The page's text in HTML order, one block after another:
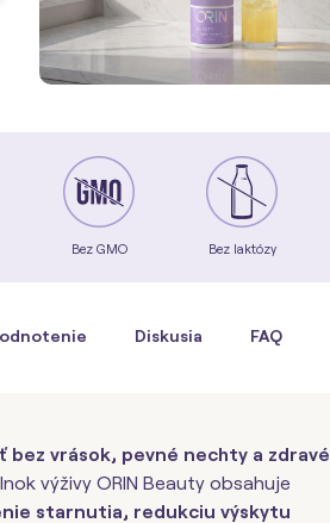
Bez GMO Bez laktózy
Diskusia FAQ
vrások, pevné nechty a zdravé
výživy ORIN Beauty obsahuje
starnutia, redukciu výskytu